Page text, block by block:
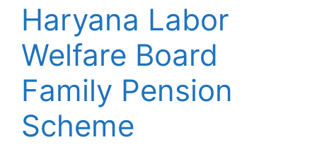
Haryana Labor
Welfare Board
Family Pension
Scheme